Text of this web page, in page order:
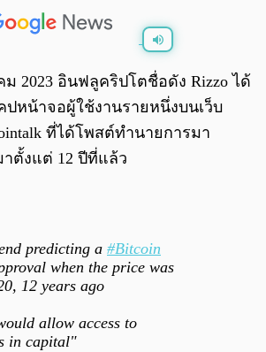
0:00
ม 2023 อินฟลูคริปโตชื่อดัง Rizzo ได้
หน้าจอผู้ใช้งานรายหนึ่งบนเว็บ
ที่ได้โพสต์ทำนายการมา
าตั้งแต่ 12 ปีที่แล้ว
predicting a #Bitcoin
when the price was
12 years ago
allow access to
in capital"